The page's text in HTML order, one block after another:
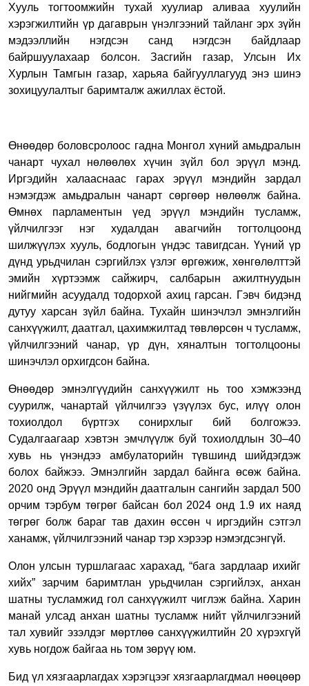
Хууль тогтоомжийн тухай хуулиар аливаа хуулийн
хэрэгжилтийн үр дагаврын үнэлгээний тайланг эрх зүйн
мэдээллийн нэгдсэн санд нэгдсэн байдлаар
байршуулахаар болсон. Засгийн газар, Улсын Их
Хурлын Тамгын газар, харьяа байгууллагууд энэ шинэ
зохицуулалтыг баримталж ажиллах ёстой.
Өнөөдөр боловсролоос гадна Монгол хүний амьдралын
чанарт чухал нөлөөлөх хүчин зүйл бол эрүүл мэнд.
Иргэдийн халааснаас гарах эрүүл мэндийн зардал
нэмэгдэж амьдралын чанарт сөргөөр нөлөөлж байна.
Өмнөх парламентын үед эрүүл мэндийн тусламж,
үйлчилгээг нэг худалдан авагчийн тогтолцоонд
шилжүүлэх хууль, бодлогын үндэс тавигдсан. Үүний үр
дүнд урьдчилан сэргийлэх үзлэг өргөжиж, хөнгөлөлттэй
эмийн хүртээмж сайжирч, салбарын ажилтнуудын
нийгмийн асуудалд тодорхой ахиц гарсан. Гэвч бидэнд
дутуу харсан зүйл байна. Тухайн шинэчлэл эмнэлгийн
санхүүжилт, даатгал, цахимжилтад төвлөрсөн ч тусламж,
үйлчилгээний чанар, үр дүн, хяналтын тогтолцооны
шинэчлэл орхигдсон байна.
Өнөөдөр эмнэлгүүдийн санхүүжилт нь тоо хэмжээнд
суурилж, чанартай үйлчилгээ үзүүлэх бус, илүү олон
тохиолдол бүртгэх сонирхлыг бий болгожээ.
Судалгаагаар хэвтэн эмчлүүлж буй тохиолдлын 30–40
хувь нь үнэндээ амбулаторийн түвшинд шийдэгдэж
болох байжээ. Эмнэлгийн зардал байнга өсөж байна.
2020 онд Эрүүл мэндийн даатгалын сангийн зардал 500
орчим тэрбум төгрөг байсан бол 2024 онд 1.9 их наяд
төгрөг болж бараг тав дахин өссөн ч иргэдийн сэтгэл
ханамж, үйлчилгээний чанар тэр хэрээр нэмэгдсэнгүй.
Олон улсын туршлагаас харахад, “бага зардлаар ихийг
хийх” зарчим баримтлан урьдчилан сэргийлэх, анхан
шатны тусламжид гол санхүүжилт чиглэж байна. Харин
манай улсад анхан шатны тусламж нийт үйлчилгээний
тал хувийг эзэлдэг мөртлөө санхүүжилтийн 20 хүрэхгүй
хувь ногдож байгаа нь том зөрүү юм.
Бид үл хязгаарлагдах хэрэгцээг хязгаарлагдмал нөөцөөр